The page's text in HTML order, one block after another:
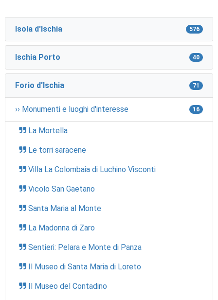
Isola d'Ischia 576
Ischia Porto 40
Forio d'Ischia 71
›› Monumenti e luoghi d'interesse 16
La Mortella
Le torri saracene
Villa La Colombaia di Luchino Visconti
Vicolo San Gaetano
Santa Maria al Monte
La Madonna di Zaro
Sentieri: Pelara e Monte di Panza
Il Museo di Santa Maria di Loreto
Il Museo del Contadino